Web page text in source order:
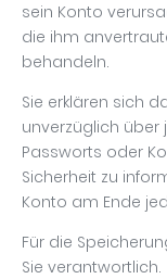
sein Konto
die ihm
behandeln.
Sie erklären sich
unverzüglich über
Passworts oder
Sicherheit zu
Konto am Ende
Für die
Sie verantwortlich.